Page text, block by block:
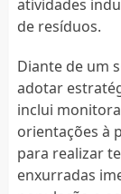
atividades
de resíduos.
Diante de um
adotar
inclui
orientações à
para realizar
enxurradas